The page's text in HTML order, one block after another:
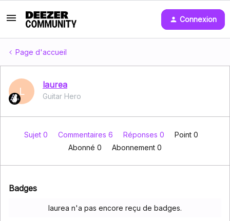
Connexion
Page d'accueil
L
laurea
Guitar Hero
Sujet 0 Commentaires 6 Réponses 0
Point 0
Abonné 0 Abonnement 0
Badges
laurea n'a pas encore reçu de badges.